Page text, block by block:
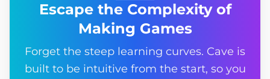
Escape the Complexity of
Making Games
Forget the steep learning curves. Cave is
built to be intuitive from the start, so you